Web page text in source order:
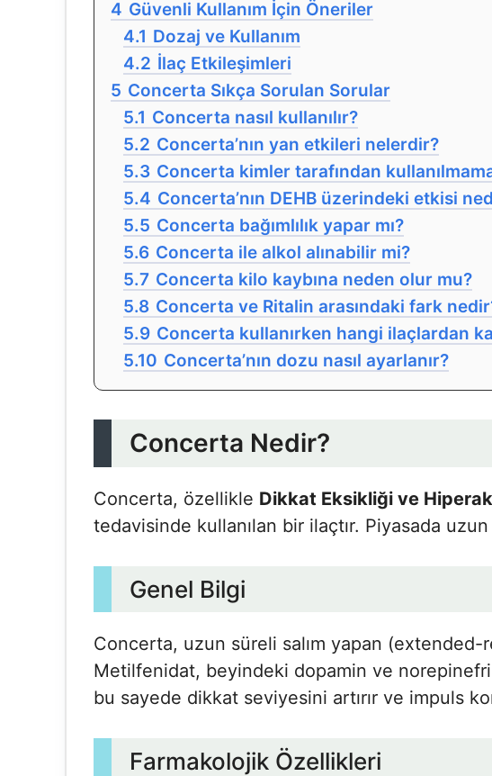
4 Güvenli Kullanım İçin Öneriler
4.1 Dozaj ve Kullanım
4.2 İlaç Etkileşimleri
5 Concerta Sıkça Sorulan Sorular
5.1 Concerta nasıl kullanılır?
5.2 Concerta’nın yan etkileri nelerdir?
5.3 Concerta kimler tarafından
5.4 Concerta’nın DEHB üzerindeki etkisi
5.5 Concerta bağımlılık yapar mı?
5.6 Concerta ile alkol alınabilir mi?
5.7 Concerta kilo kaybına neden olur mu?
5.8 Concerta ve Ritalin arasındaki fark
5.9 Concerta kullanırken hangi ilaçlardan
5.10 Concerta’nın dozu nasıl ayarlanır?
Concerta Nedir?
Concerta, özellikle Dikkat Eksikliği ve
tedavisinde kullanılan bir ilaçtır. Piyasada
Genel Bilgi
Concerta, uzun süreli salım yapan
Metilfenidat, beyindeki dopamin ve
bu sayede dikkat seviyesini artırır ve impuls
Farmakolojik Özellikleri